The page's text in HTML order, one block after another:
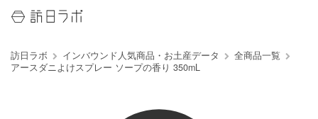
訪日ラボ インバウンド人気商品・お土産データ
全商品一覧
アースダニよけスプレー ソープの香り 350mL